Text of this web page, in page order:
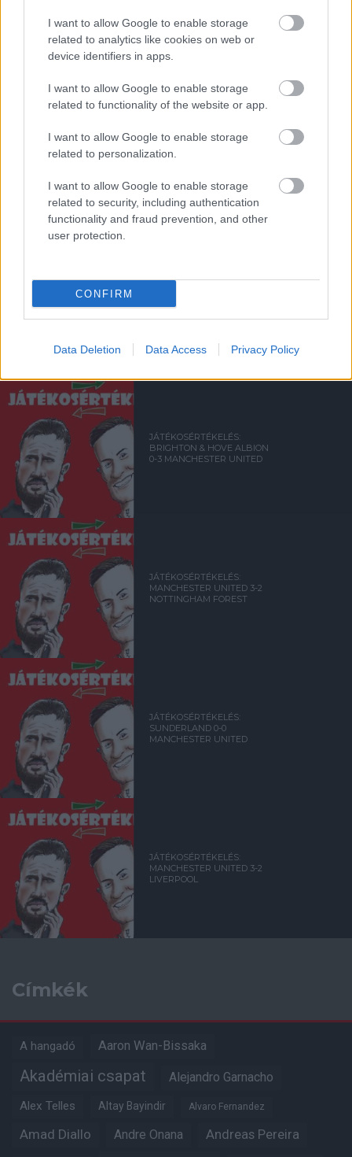
I want to allow Google to enable storage
related to analytics like cookies on web or
device identifiers in apps.
I want to allow Google to enable storage
related to functionality of the website or app.
I want to allow Google to enable storage
related to personalization.
I want to allow Google to enable storage
related to security, including authentication
functionality and fraud prevention, and other
user protection.
CONFIRM
Data Deletion Data Access Privacy Policy
AC MilanvsManchester United2026-08-15 18:00
a ManUtdFanatics.hu működését!
Kapcsolódó hírek
JÁTÉKOSÉRTÉKELÉS
JÁTÉKOSÉRTÉKELÉS:
BRIGHTON & HOVE ALBION
0-3 MANCHESTER UNITED
JÁTÉKOSÉRTÉKELÉS:
MANCHESTER UNITED 3-2
NOTTINGHAM FOREST
JÁTÉKOSÉRTÉKELÉS:
SUNDERLAND 0-0
MANCHESTER UNITED
JÁTÉKOSÉRTÉKELÉS:
MANCHESTER UNITED 3-2
LIVERPOOL
Címkék
A hangadó Aaron Wan-Bissaka
Akadémiai csapat Alejandro Garnacho
Alex Telles Altay Bayindir Alvaro Fernandez
Amad Diallo Andre Onana Andreas Pereira